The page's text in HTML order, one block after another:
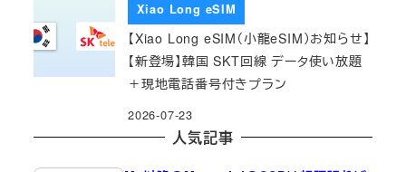
Xiao Long eSIM
【Xiao Long eSIM（小龍eSIM）お知らせ】
【新登場】韓国 SKT回線 データ使い放題
＋現地電話番号付きプラン
2026-07-23
人気記事